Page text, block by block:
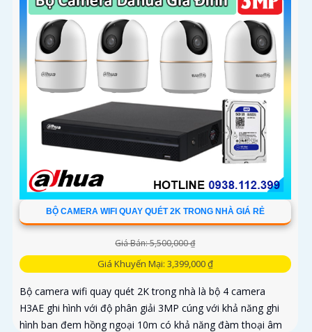
trời vượt trội cả ngày lẫn đêm
BỘ CAMERA WIFI QUAY QUÉT 2K TRONG NHÀ GIÁ RẺ
Giá Bán: 5,500,000 ₫
Giá Khuyến Mại: 3,399,000 ₫
Bộ camera wifi quay quét 2K trong nhà là bộ 4 camera
H3AE ghi hình với độ phân giải 3MP cúng với khả năng ghi
hình ban đem hồng ngoại 10m có khả năng đàm thoại âm